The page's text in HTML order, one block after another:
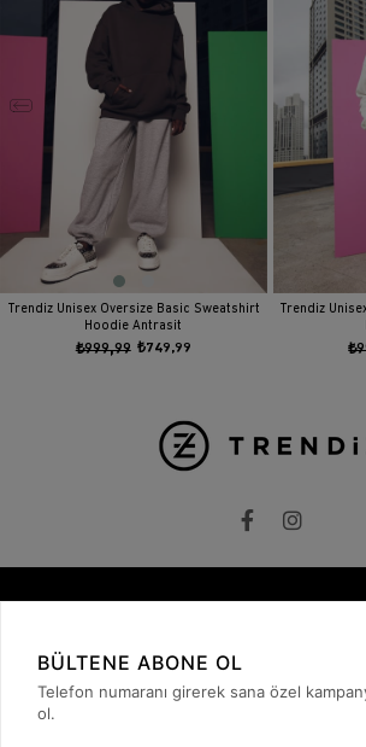
Trendiz Unisex Oversize Basic Sweatshirt
Hoodie Antrasit
₺749,99
₺999,99
Trendiz
İletişim
Gizlilik ve Güvenlik
BÜLTENE ABONE OL
Telefon numaranı girerek sana özel
ol.